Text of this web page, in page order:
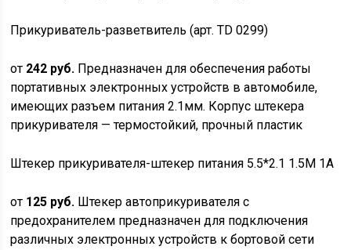
Прикуриватель-разветвитель (арт. TD 0299)
от 242 руб. Предназначен для обеспечения работы
портативных электронных устройств в автомобиле,
имеющих разъем питания 2.1мм. Корпус штекера
прикуривателя — термостойкий, прочный пластик
Штекер прикуривателя-штекер питания 5.5*2.1 1.5М 1А
от 125 руб. Штекер автоприкуривателя с
предохранителем предназначен для подключения
различных электронных устройств к бортовой сети